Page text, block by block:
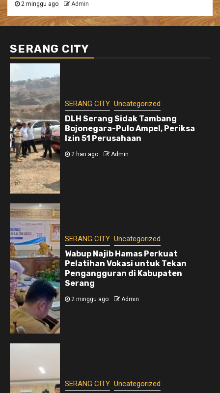
2 minggu ago Admin
SERANG CITY
SERANG CITY Uncategorized
DLH Serang Sidak Tambang
Bojonegara-Pulo Ampel, Periksa
Izin 51 Perusahaan
2 hari ago Admin
SERANG CITY Uncategorized
Wabup Najib Hamas Perkuat
Pelatihan Vokasi untuk Tekan
Pengangguran di Kabupaten
Serang
2 minggu ago Admin
SERANG CITY Uncategorized